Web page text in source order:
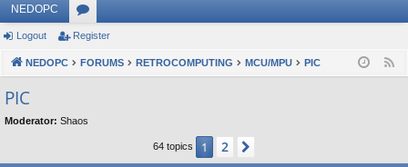
NEDOPC
or
u
s
Logout Register
NEDOPC FORUMS RETROCOMPUTING MCU/MPU PIC
PIC
Moderator: Shaos
64 topics 1 2